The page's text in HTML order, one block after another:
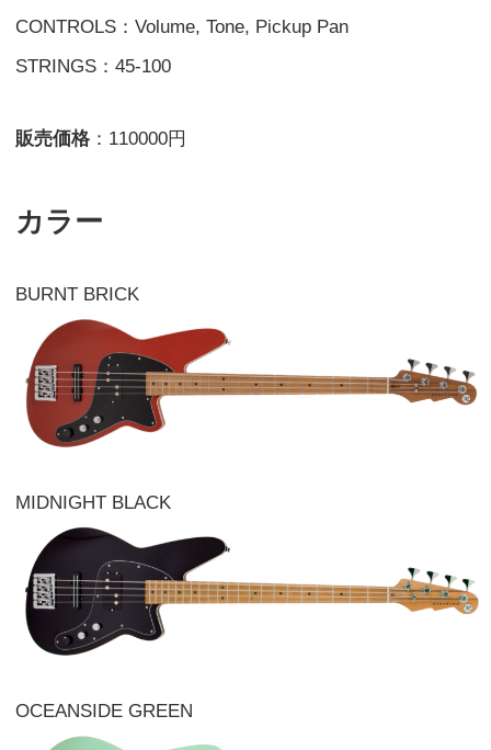
CONTROLS：Volume, Tone, Pickup Pan
STRINGS：45-100
販売価格 ：110000円
カラー
BURNT BRICK
MIDNIGHT BLACK
OCEANSIDE GREEN